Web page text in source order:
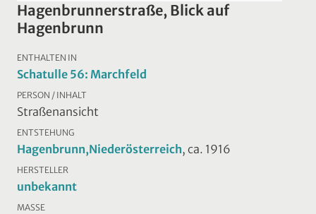
Hagenbrunnerstraße, Blick auf
Hagenbrunn
ENTHALTEN IN
Schatulle 56: Marchfeld
PERSON / INHALT
Straßenansicht
ENTSTEHUNG
Hagenbrunn,Niederösterreich, ca. 1916
HERSTELLER
unbekannt
MASSE